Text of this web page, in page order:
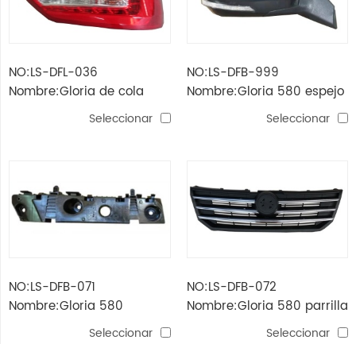
NO:LS-DFL-036
Nombre:Gloria de cola
Seleccionar
NO:LS-DFB-999
Nombre:Gloria 580 espejo
lateral con lámpara
Seleccionar
NO:LS-DFB-071
Nombre:Gloria 580
soporte de parachoques
Seleccionar
NO:LS-DFB-072
Nombre:Gloria 580 parrilla
Seleccionar